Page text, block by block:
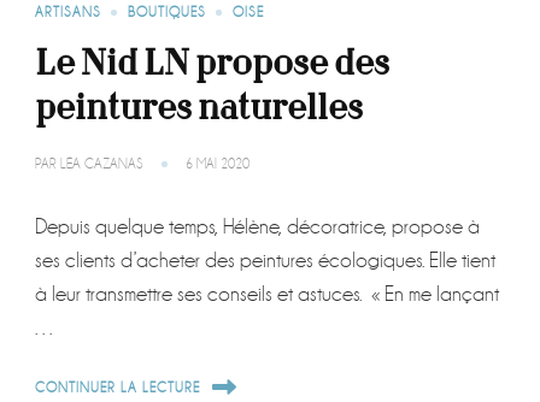
ARTISANS BOUTIQUES OISE
Le Nid LN propose des
peintures naturelles
PAR LÉA CAZANAS 6 MAI 2020
Depuis quelque temps, Hélène, décoratrice, propose à
ses clients d’acheter des peintures écologiques. Elle tient
à leur transmettre ses conseils et astuces. « En me lançant
…
CONTINUER LA LECTURE